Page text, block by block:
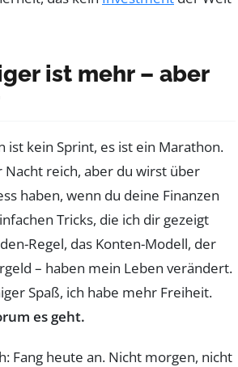
ist mehr – aber
ist kein Sprint, es ist ein Marathon.
Nacht reich, aber du wirst über
haben, wenn du deine Finanzen
Tricks, die ich dir gezeigt
Regel, das Konten-Modell, der
– haben mein Leben verändert.
Spaß, ich habe mehr Freiheit.
es geht.
Fang heute an. Nicht morgen, nicht